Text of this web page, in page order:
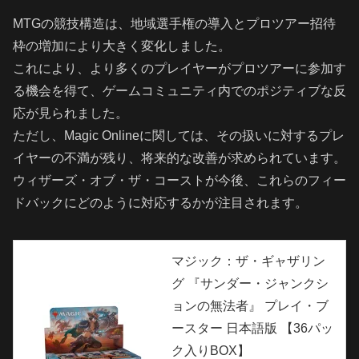
MTGの競技構造は、地域選手権の導入とプロツアー招待
枠の増加により大きく変化しました。
これにより、より多くのプレイヤーがプロツアーに参加す
る機会を得て、ゲームコミュニティ内でのポジティブな反
応が見られました。
ただし、Magic Onlineに関しては、その扱いに対するプレ
イヤーの不満が残り、将来的な改善が求められています。
ウィザーズ・オブ・ザ・コーストが今後、これらのフィー
ドバックにどのように対応するかが注目されます。
マジック：ザ・ギャザリン
グ 『サンダー・ジャンクシ
ョンの無法者』 プレイ・ブ
ースター 日本語版 【36パッ
ク入りBOX】